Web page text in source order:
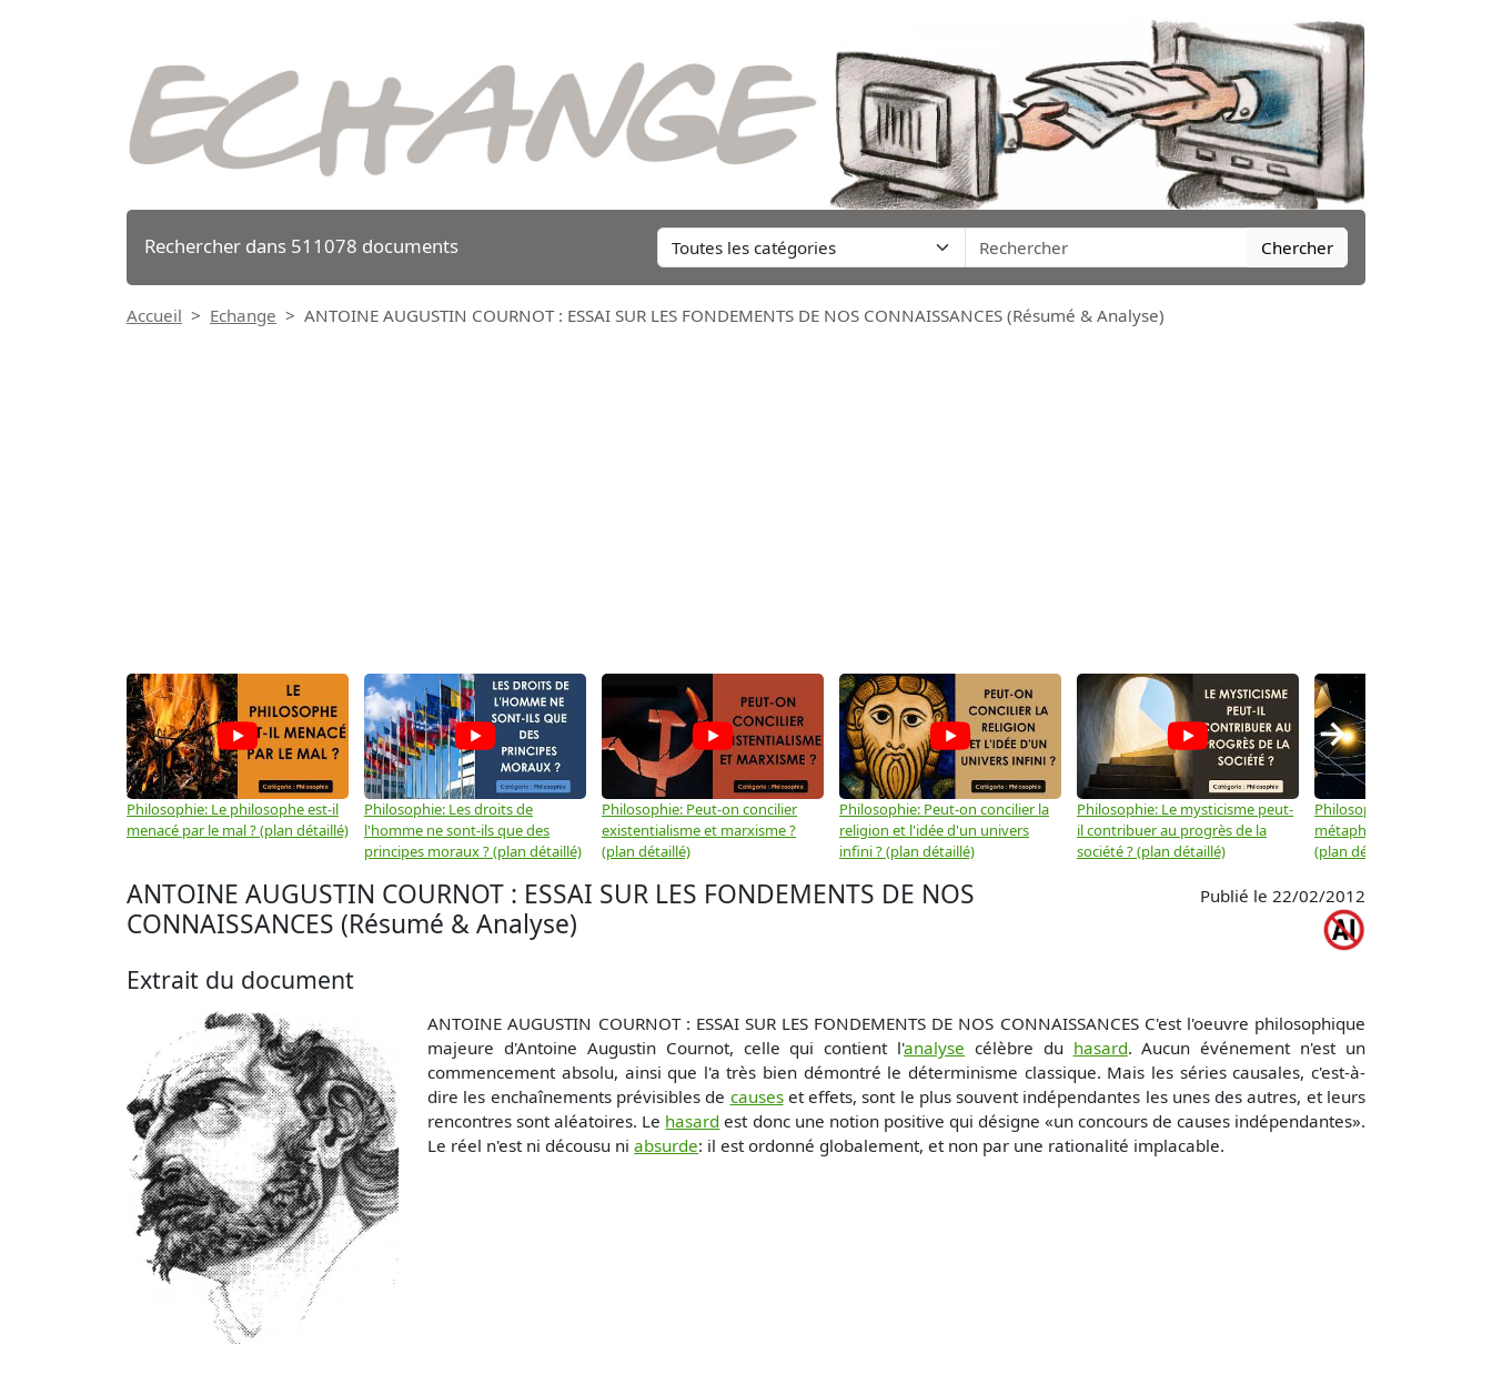
Rechercher dans 511078 documents Chercher
Accueil Echange ANTOINE AUGUSTIN COURNOT : ESSAI SUR LES FONDEMENTS DE NOS CONNAISSANCES (Résumé & Analyse)
Philosophie: Le philosophe est-il
menacé par le mal ? (plan détaillé)
Philosophie: Les droits de
l'homme ne sont-ils que des
principes moraux ? (plan détaillé)
Philosophie: Peut-on concilier
existentialisme et marxisme ?
(plan détaillé)
Philosophie: Peut-on concilier la
religion et l'idée d'un univers
infini ? (plan détaillé)
Philosophie: Le mysticisme peut-
il contribuer au progrès de la
société ? (plan détaillé)
Philosophie: Peut-on lier la
métaphysique à la
(plan détaillé)
→
ANTOINE AUGUSTIN COURNOT : ESSAI SUR LES FONDEMENTS DE NOS
CONNAISSANCES (Résumé & Analyse)
Publié le 22/02/2012
Extrait du document
ANTOINE AUGUSTIN COURNOT : ESSAI SUR LES FONDEMENTS DE NOS CONNAISSANCES C'est l'oeuvre philosophique
majeure d'Antoine Augustin Cournot, celle qui contient l'analyse célèbre du hasard. Aucun événement n'est un
commencement absolu, ainsi que l'a très bien démontré le déterminisme classique. Mais les séries causales, c'est-à-
dire les enchaînements prévisibles de causeset effets, sont le plus souvent indépendantes les unes des autres, et leurs
rencontres sont aléatoires. Le hasard est donc une notion positive qui désigne «un concours de causes indépendantes».
Le réel n'est ni décousu niabsurde: il est ordonné globalement, et non par une rationalité implacable.